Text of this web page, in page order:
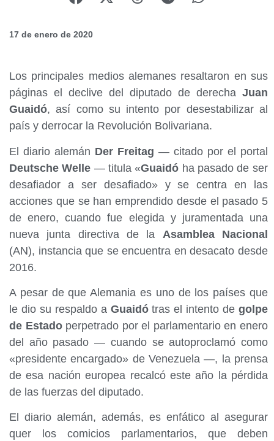
17 de enero de 2020
Los principales medios alemanes resaltaron en sus
páginas el declive del diputado de derecha Juan
Guaidó, así como su intento por desestabilizar al
país y derrocar la Revolución Bolivariana.
El diario alemán Der Freitag — citado por el portal
Deutsche Welle — titula «Guaidó ha pasado de ser
desafiador a ser desafiado» y se centra en las
acciones que se han emprendido desde el pasado 5
de enero, cuando fue elegida y juramentada una
nueva junta directiva de la Asamblea Nacional
(AN), instancia que se encuentra en desacato desde
2016.
A pesar de que Alemania es uno de los países que
le dio su respaldo a Guaidótras el intento de golpe
de Estadoperpetrado por el parlamentario en enero
del año pasado — cuando se autoproclamó como
«presidente encargado» de Venezuela —, la prensa
de esa nación europea recalcó este año la pérdida
de las fuerzas del diputado.
El diario alemán, además, es enfático al asegurar
quer los comicios parlamentarios, que deben